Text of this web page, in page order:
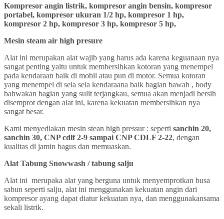
Kompresor angin listrik, kompresor angin bensin, kompresor
portabel, kompresor ukuran 1/2 hp, kompresor 1 hp,
kompresor 2 hp, kompresor 3 hp, kompresor 5 hp,
Mesin steam air high presure
Alat ini merupakan alat wajib yang harus ada karena keguanaan nya
sangat penting yaitu untuk membersihkan kotoran yang menempel
pada kendaraan baik di mobil atau pun di motor. Semua kotoran
yang menempel di sela sela kendaraana baik bagian bawah , body
bahwakan bagian yang sulit terjangkau, semua akan menjadi bersih
disemprot dengan alat ini, karena kekuatan membersihkan nya
sangat besar.
Kami menyediakan mesin stean high pressur : seperti sanchin 20,
sanchin 30, CNP cdlf 2-9 sampai CNP CDLF 2-22, dengan
kualitas di jamin bagus dan memuaskan.
Alat Tabung Snowwash / tabung salju
Alat ini merupaka alat yang berguna untuk menyemprotkan busa
sabun seperti salju, alat ini menggunakan kekuatan angin dari
kompresor ayang dapat diatur kekuatan nya, dan menggunakansama
sekali listrik.